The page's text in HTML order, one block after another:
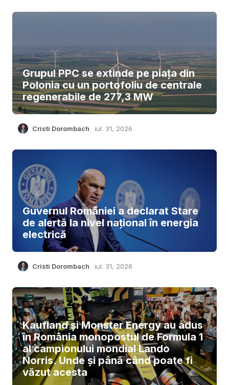
Grupul PPC se extinde pe piața din
Polonia cu un portofoliu de centrale
regenerabile de 277,3 MW
Cristi Dorombach iul. 31, 2026
Guvernul României a declarat Stare
de alertă la nivel național în energia
electrică
Cristi Dorombach iul. 31, 2026
Kaufland și Monster Energy au adus
în România monopostul de Formula 1
al campionului mondial Lando
Norris. Unde și până când poate fi
văzut acesta